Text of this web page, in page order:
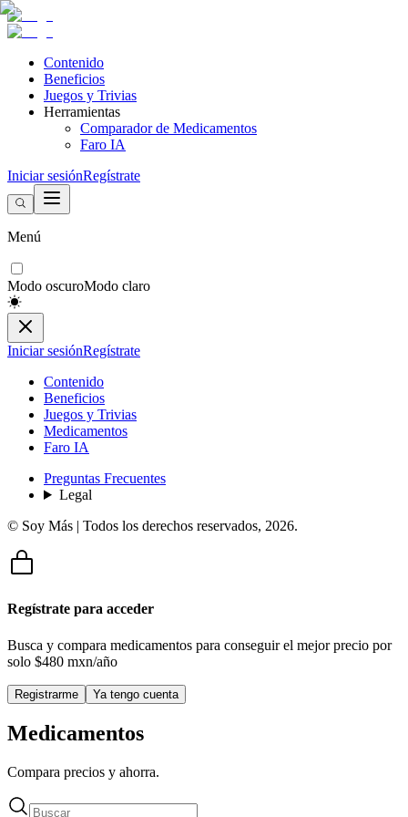
Contenido
Beneficios
Juegos y Trivias
Herramientas
Comparador de Medicamentos
Faro IA
Iniciar sesiónRegístrate
Menú
Modo oscuroModo claro
Iniciar sesiónRegístrate
Contenido
Beneficios
Juegos y Trivias
Medicamentos
Faro IA
Preguntas Frecuentes
Legal
© Soy Más | Todos los derechos reservados, 2026.
Regístrate para acceder
Busca y compara medicamentos para conseguir el mejor precio por
solo $480 mxn/año
Registrarme Ya tengo cuenta
Medicamentos
Compara precios y ahorra.